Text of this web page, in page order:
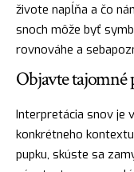
živote napĺňa a čo
snoch môže byť
rovnováhe a
Objavte tajomné
Interpretácia snov je
konkrétneho
pupku, skúste sa